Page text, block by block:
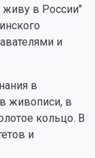
живу в России"
и
в
живописи, в
кольцо. В
и